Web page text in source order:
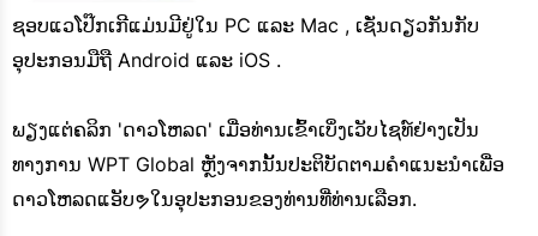
ຊອບແວໂປ໊ກເກີແມ່ນມີຢູ່ໃນ PC ແລະ Mac , ເຊັ່ນດຽວກັນກັບ
ອຸປະກອນມືຖື Android ແລະ iOS .
ພຽງແຕ່ຄລິກ 'ດາວໂຫລດ' ເມື່ອທ່ານເຂົ້າເບິ່ງເວັບໄຊທ໌ຢ່າງເປັນ
ທາງການ WPT Global ຫຼັງຈາກນັ້ນປະຕິບັດຕາມຄໍາແນະນໍາເພື່ອ
ດາວໂຫລດແອັບຯໃນອຸປະກອນຂອງທ່ານທີ່ທ່ານເລືອກ.